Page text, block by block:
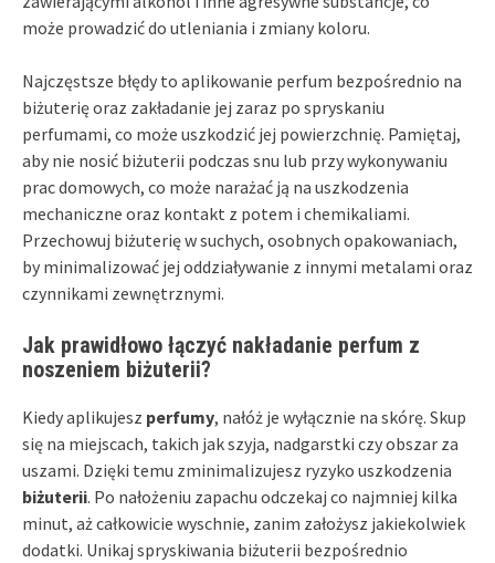
może prowadzić do utleniania i zmiany koloru.
Najczęstsze błędy to aplikowanie perfum bezpośrednio na
biżuterię oraz zakładanie jej zaraz po spryskaniu
perfumami, co może uszkodzić jej powierzchnię. Pamiętaj,
aby nie nosić biżuterii podczas snu lub przy wykonywaniu
prac domowych, co może narażać ją na uszkodzenia
mechaniczne oraz kontakt z potem i chemikaliami.
Przechowuj biżuterię w suchych, osobnych opakowaniach,
by minimalizować jej oddziaływanie z innymi metalami oraz
czynnikami zewnętrznymi.
Jak prawidłowo łączyć nakładanie perfum z
noszeniem biżuterii?
Kiedy aplikujesz perfumy, nałóż je wyłącznie na skórę. Skup
się na miejscach, takich jak szyja, nadgarstki czy obszar za
uszami. Dzięki temu zminimalizujesz ryzyko uszkodzenia
biżuterii. Po nałożeniu zapachu odczekaj co najmniej kilka
minut, aż całkowicie wyschnie, zanim założysz jakiekolwiek
dodatki. Unikaj spryskiwania biżuterii bezpośrednio